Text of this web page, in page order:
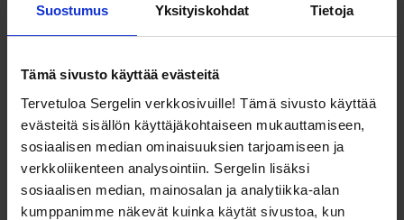
Suostumus Yksityiskohdat Tietoja
Tämä sivusto käyttää evästeitä
Tervetuloa Sergelin verkkosivuille! Tämä sivusto käyttää
evästeitä sisällön käyttäjäkohtaiseen mukauttamiseen,
sosiaalisen median ominaisuuksien tarjoamiseen ja
verkkoliikenteen analysointiin. Sergelin lisäksi
sosiaalisen median, mainosalan ja analytiikka-alan
kumppanimme näkevät kuinka käytät sivustoa, kun
Yritykset hyökkäyksen kohteena – puolustaudu
petoksia vastaan!
16/10/2024 09:00
Vastuullisuus, joka muuttaa pelin – Sergel
näyttää tietä